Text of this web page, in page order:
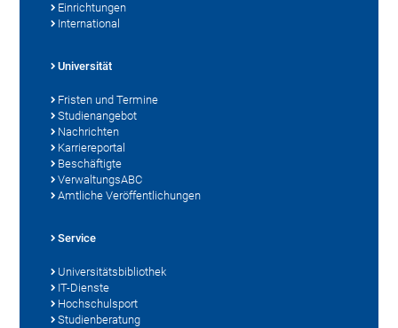
Einrichtungen
International
Universität
Fristen und Termine
Studienangebot
Nachrichten
Karriereportal
Beschäftigte
VerwaltungsABC
Amtliche Veröffentlichungen
Service
Universitätsbibliothek
IT-Dienste
Hochschulsport
Studienberatung